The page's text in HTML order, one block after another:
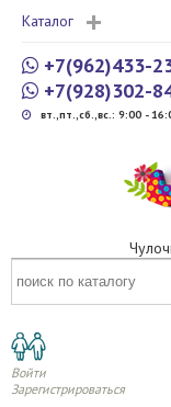
Каталог
+7(962)433-
+7(928)302-
вт.,пт.,сб.,вс.: 9:00 -
Войти
Зарегистрироваться